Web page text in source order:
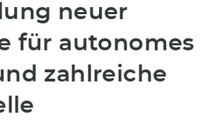
neuer
für autonomes
zahlreiche